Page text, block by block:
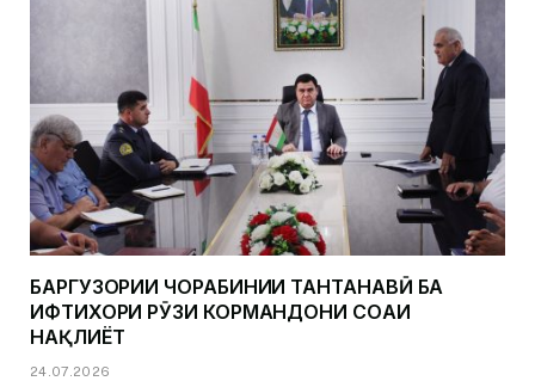
БАРГУЗОРИИ ЧОРАБИНИИ ТАНТАНАВӢ БА
ИФТИХОРИ РӮЗИ КОРМАНДОНИ СОҲАИ
НАҚЛИЁТ
24.07.2026